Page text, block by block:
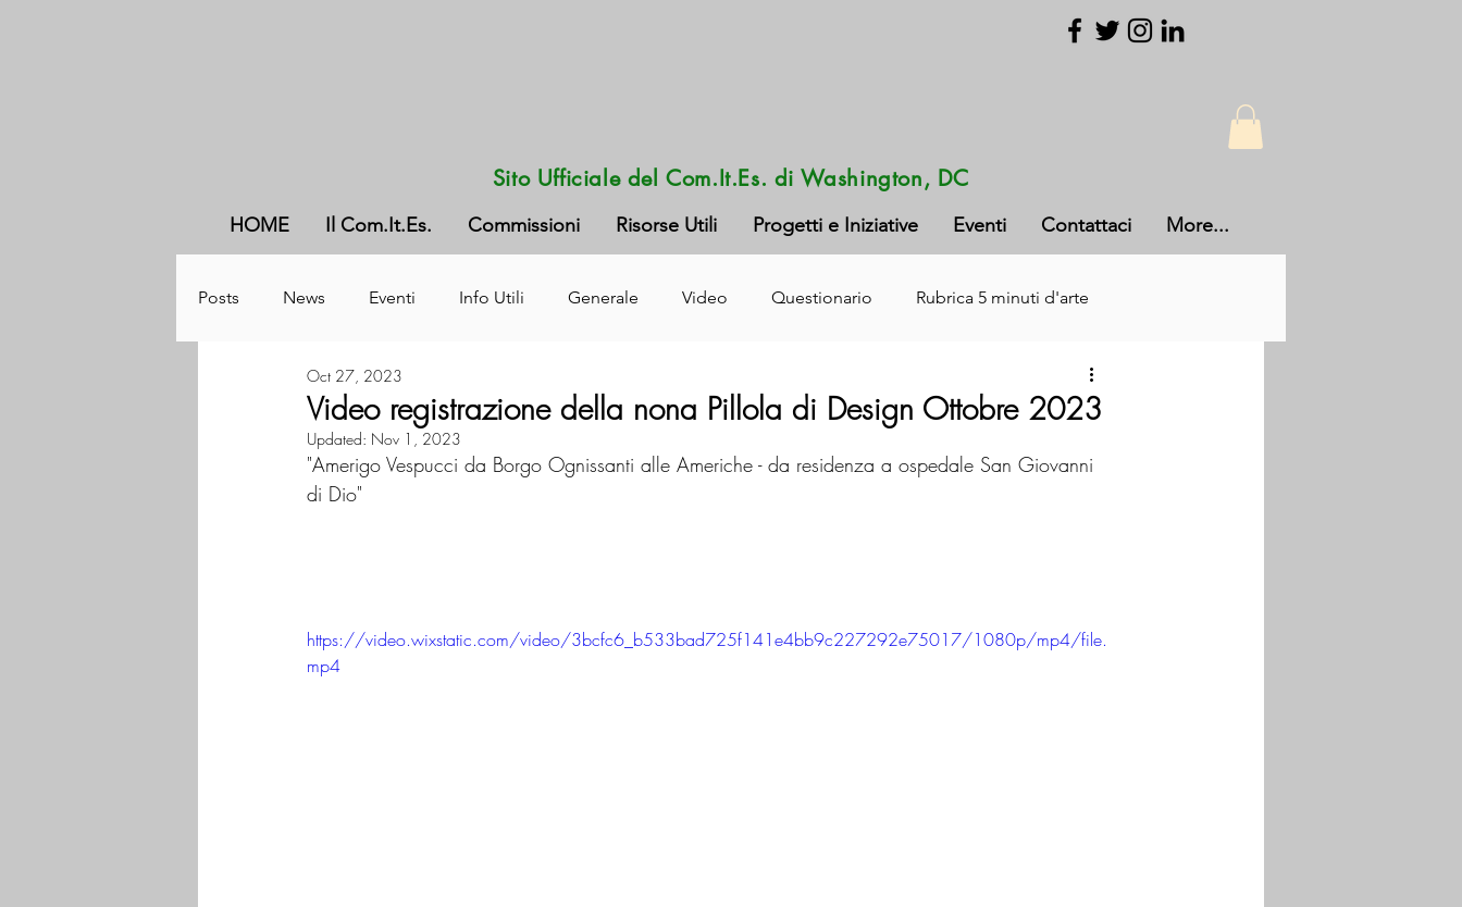
Sito Ufficiale del Com.It.Es. di Washington, DC
HOME Il Com.It.Es. Commissioni Risorse Utili Progetti e Iniziative Eventi Contattaci More...
Posts News Eventi Info Utili Generale Video Questionario Rubrica 5 minuti d'arte
Video registrazione della nona Pillola di Design Ottobre 2023
Oct 27, 2023
Updated: Nov 1, 2023
"Amerigo Vespucci da Borgo Ognissanti alle Americhe - da residenza a ospedale San Giovanni
di Dio"
https://video.wixstatic.com/video/3bcfc6_b533bad725f141e4bb9c227292e75017/1080p/mp4/file.
mp4